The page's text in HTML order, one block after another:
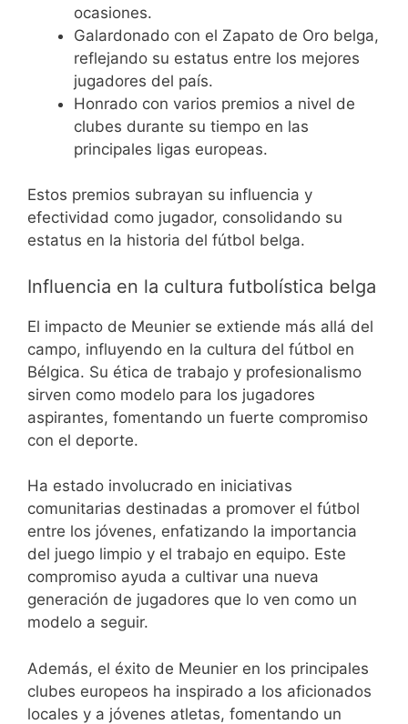
ocasiones.
Galardonado con el Zapato de Oro belga,
reflejando su estatus entre los mejores
jugadores del país.
Honrado con varios premios a nivel de
clubes durante su tiempo en las
principales ligas europeas.
Estos premios subrayan su influencia y
efectividad como jugador, consolidando su
estatus en la historia del fútbol belga.
Influencia en la cultura futbolística belga
El impacto de Meunier se extiende más allá del
campo, influyendo en la cultura del fútbol en
Bélgica. Su ética de trabajo y profesionalismo
sirven como modelo para los jugadores
aspirantes, fomentando un fuerte compromiso
con el deporte.
Ha estado involucrado en iniciativas
comunitarias destinadas a promover el fútbol
entre los jóvenes, enfatizando la importancia
del juego limpio y el trabajo en equipo. Este
compromiso ayuda a cultivar una nueva
generación de jugadores que lo ven como un
modelo a seguir.
Además, el éxito de Meunier en los principales
clubes europeos ha inspirado a los aficionados
locales y a jóvenes atletas, fomentando un